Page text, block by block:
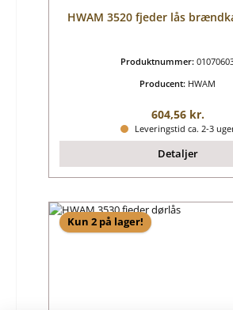
HWAM 3520 fjeder lås
Produktnummer:
Producent: HWAM
Almindelig pris:
604,56 kr.
Leveringstid ca. 2-3
Detaljer
Kun 2 på lager!